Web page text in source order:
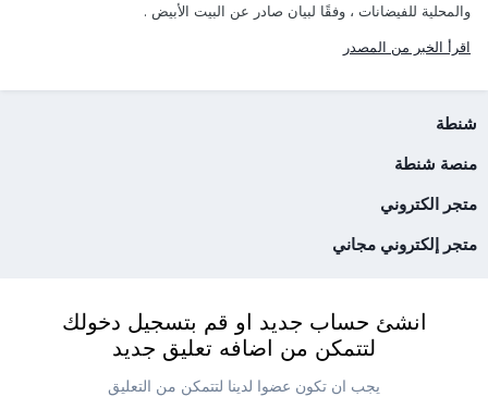
والمحلية للفيضانات ، وفقًا لبيان صادر عن البيت الأبيض .
اقرأ الخبر من المصدر
شنطة
منصة شنطة
متجر الكتروني
متجر إلكتروني مجاني
انشئ حساب جديد او قم بتسجيل دخولك
لتتمكن من اضافه تعليق جديد
يجب ان تكون عضوا لدينا لتتمكن من التعليق